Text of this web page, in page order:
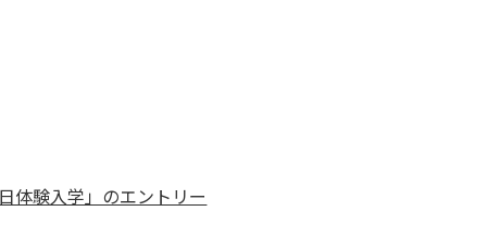
体験入学」のエントリー